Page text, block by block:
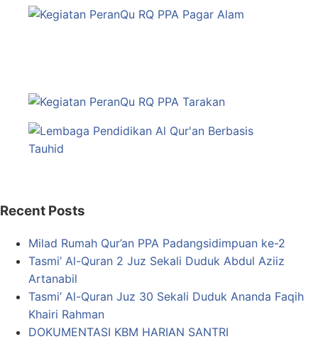
Recent Posts
Milad Rumah Qur’an PPA Padangsidimpuan ke-2
Tasmi’ Al-Quran 2 Juz Sekali Duduk Abdul Aziiz
Artanabil
Tasmi’ Al-Quran Juz 30 Sekali Duduk Ananda Faqih
Khairi Rahman
DOKUMENTASI KBM HARIAN SANTRI